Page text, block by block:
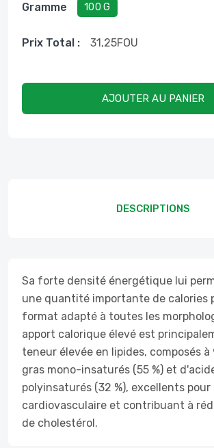
Gramme
100 G
Prix ​​total : 31,25FOU
AJOUTER AU PANIER
DESCRIPTIONS
Sa forte densité énergétique lui
une quantité importante de calories
format adapté à toutes les
apport calorique élevé est
teneur élevée en lipides, composés à
gras mono-insaturés (55 %) et
polyinsaturés (32 %), excellents pour
cardiovasculaire et contribuant à
de cholestérol.